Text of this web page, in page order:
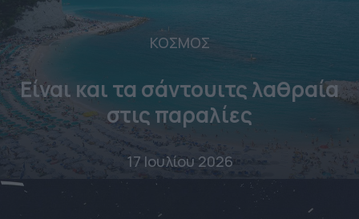
ΚΟΣΜΟΣ
Είναι και τα σάντουιτς λαθραία
στις παραλίες
17 Ιουλίου 2026